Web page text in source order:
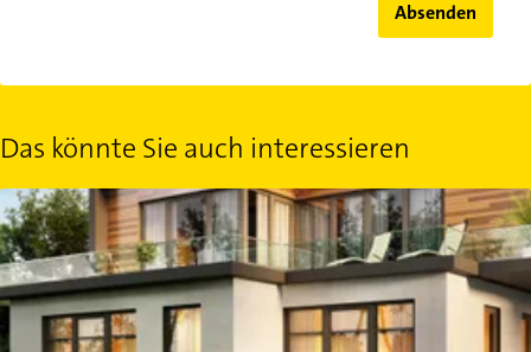
Absenden
Das könnte Sie auch interessieren
Das richtige Elektroauto finden